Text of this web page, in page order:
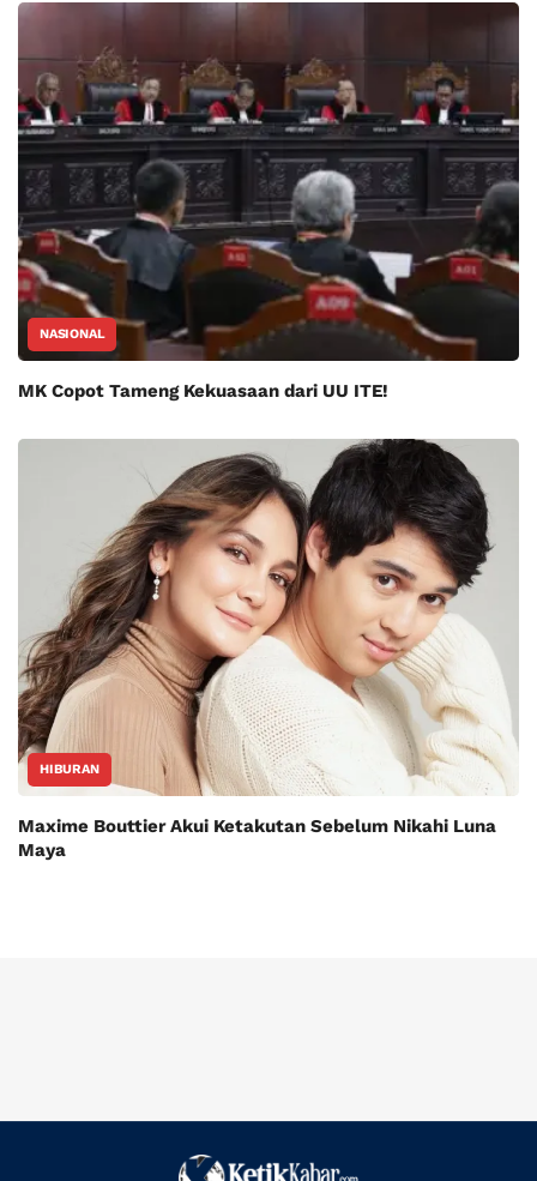
NASIONAL
MK Copot Tameng Kekuasaan dari UU ITE!
HIBURAN
Maxime Bouttier Akui Ketakutan Sebelum Nikahi Luna
Maya